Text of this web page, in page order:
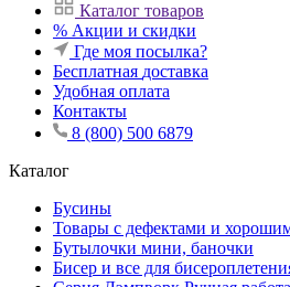
Каталог товаров
% Акции и скидки
Где моя посылка?
Бесплатная доставка
Удобная оплата
Контакты
8 (800) 500 6879
Каталог
Бусины
Товары с дефектами и
Бутылочки мини, баночки
Бисер и все для